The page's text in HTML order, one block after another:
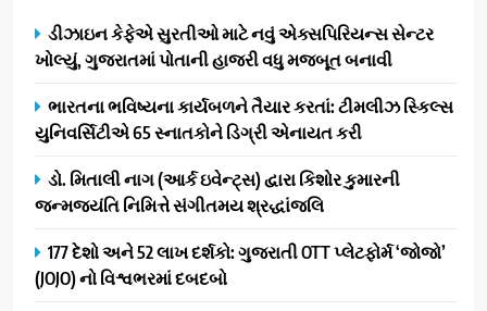
ડીઝાઇન કેફેએ સુરતીઓ માટે નવું એક્સપિરિયન્સ સેન્ટર
ખોલ્યું, ગુજરાતમાં પોતાની હાજરી વધુ મજબૂત બનાવી
ભારતના ભવિષ્યના કાર્યબળને તૈયાર કરતાં: ટીમલીઝ સ્કિલ્સ
યુનિવર્સિટીએ 65 સ્નાતકોને ડિગ્રી એનાયત કરી
ડો. મિતાલી નાગ (આર્ક ઇવેન્ટ્સ) દ્વારા કિશોર કુમારની
જન્મજયંતિ નિમિત્તે સંગીતમય શ્રદ્ધાંજલિ
177 દેશો અને 52 લાખ દર્શકો: ગુજરાતી OTT પ્લેટફોર્મ ‘જોજો’
(JOJO) નો વિશ્વભરમાં દબદબો